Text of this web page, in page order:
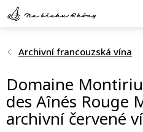
Přejít
na
Archivní francouzská vína
Domaine
des Aînés Rouge
archivní červené